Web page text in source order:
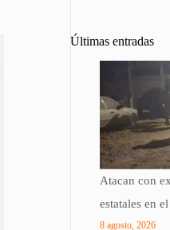
Últimas entradas
Atacan con
estatales en
8 agosto, 2026